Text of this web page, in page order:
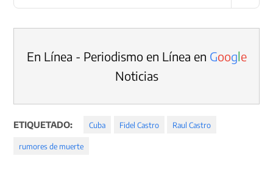
En Línea - Periodismo en Línea en Google
Noticias
ETIQUETADO: Cuba Fidel Castro Raul Castro
rumores de muerte